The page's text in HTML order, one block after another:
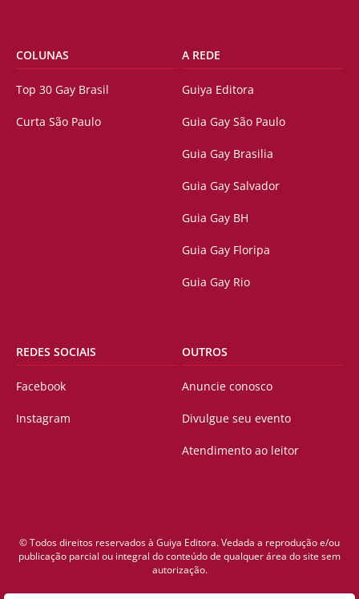
COLUNAS
Top 30 Gay Brasil
Curta São Paulo
A REDE
Guiya Editora
Guia Gay São Paulo
Guia Gay Brasilia
Guia Gay Salvador
Guia Gay BH
Guia Gay Floripa
Guia Gay Rio
REDES SOCIAIS
Facebook
Instagram
OUTROS
Anuncie conosco
Divulgue seu evento
Atendimento ao leitor
© Todos direitos reservados à Guiya Editora. Vedada a reprodução e/ou
publicação parcial ou integral do conteúdo de qualquer área do site sem
autorização.